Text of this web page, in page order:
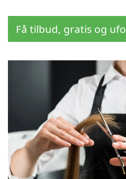
Få tilbud, gratis og